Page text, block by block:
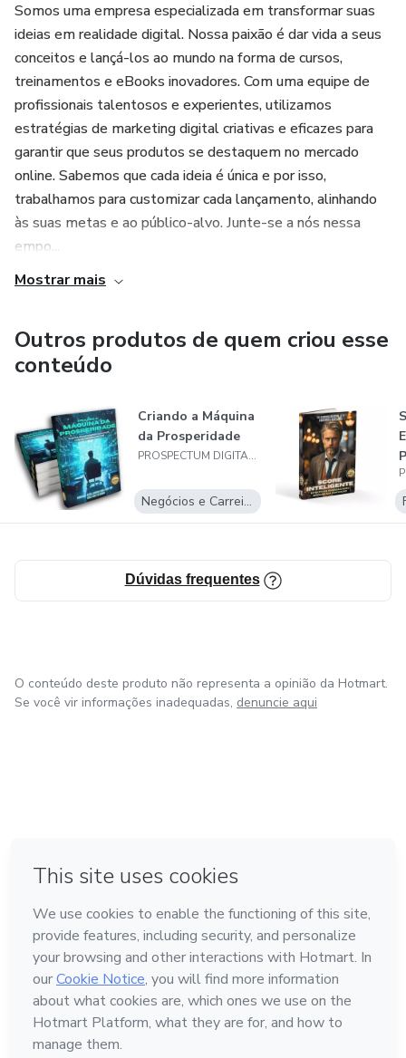
da Inteligência Artificial!
Somos uma empresa especializada em transformar suas
ideias em realidade digital. Nossa paixão é dar vida a seus
conceitos e lançá-los ao mundo na forma de cursos,
treinamentos e eBooks inovadores. Com uma equipe de
profissionais talentosos e experientes, utilizamos
estratégias de marketing digital criativas e eficazes para
garantir que seus produtos se destaquem no mercado
online. Sabemos que cada ideia é única e por isso,
trabalhamos para customizar cada lançamento, alinhando
às suas metas e ao público-alvo. Junte-se a nós nessa
empo...
Mostrar mais
Outros produtos de quem criou esse
conteúdo
Criando a Máquina
da Prosperidade
PROSPECTUM DIGITAL SOLUTIONS
Negócios e Carreira
Dúvidas frequentes
O conteúdo deste produto não representa a opinião da Hotmart.
Se você vir informações inadequadas, denuncie aqui
Feito com ❤ na Cidade do México
Conheça a Hotmart
Idioma
Português